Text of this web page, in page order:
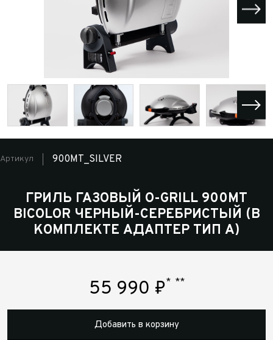
Артикул 900MT_SILVER
ГРИЛЬ ГАЗОВЫЙ O-GRILL 900МT
BICOLOR ЧЕРНЫЙ-СЕРЕБРИСТЫЙ (В
КОМПЛЕКТЕ АДАПТЕР ТИП А)
55 990 ₽* **
Добавить в корзину